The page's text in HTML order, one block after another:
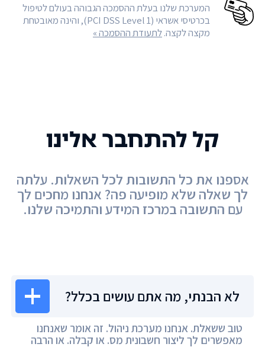
המערכת שלנו בעלת ההסמכה הגבוהה בעולם לטיפול
בכרטיסי אשראי (PCI DSS Level 1), והינה מאובטחת
מקצה לקצה.לתעודת ההסמכה »
לא הבנתי, מה אתם עושים בכלל?
טוב ששאלת. אנחנו מערכת ניהול. זה אומר שאנחנו
מאפשרים לך ליצור חשבונית מס. או קבלה. או הרבה
קל להתחבר אלינו
אספנו את כל התשובות לכל השאלות. עלתה
לך שאלה שלא מופיעה פה? אנחנו מחכים לך
עם התשובה במרכז המידע והתמיכה שלנו.